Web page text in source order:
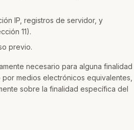
IP, registros de servidor, y
11).
previo.
necesario para alguna finalidad
medios electrónicos equivalentes,
sobre la finalidad específica del